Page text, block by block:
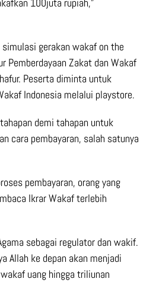
100juta rupiah,”
gerakan wakaf on the
Pemberdayaan Zakat dan Wakaf
Peserta diminta untuk
Indonesia melalui playstore.
demi tahapan untuk
cara pembayaran, salah satunya
pembayaran, orang yang
Ikrar Wakaf terlebih
sebagai regulator dan wakif.
Allah ke depan akan menjadi
uang hingga triliunan